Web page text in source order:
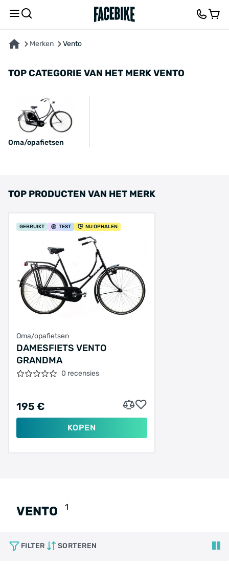
Merken Vento
TOP CATEGORIE VAN HET MERK VENTO
Oma/opafietsen
TOP PRODUCTEN VAN HET MERK
GEBRUIKT TEST NU OPHALEN
Oma/opafietsen
DAMESFIETS VENTO
GRANDMA
0 recensies
195 €
KOPEN
VENTO 1
FILTER SORTEREN